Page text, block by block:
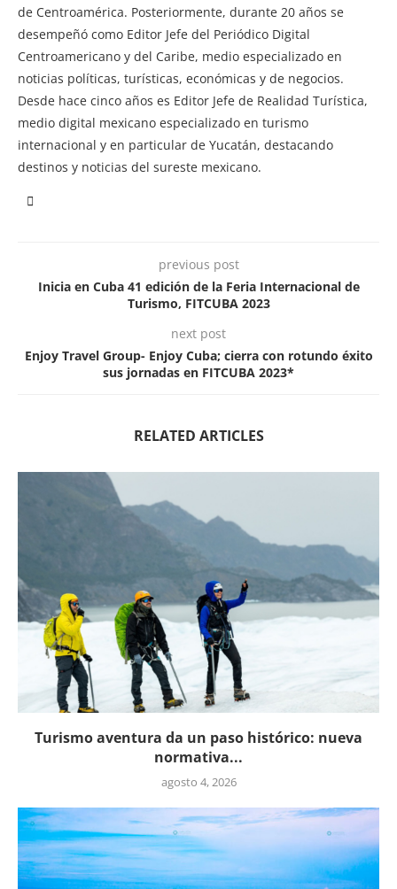
de Centroamérica. Posteriormente, durante 20 años se
desempeñó como Editor Jefe del Periódico Digital
Centroamericano y del Caribe, medio especializado en
noticias políticas, turísticas, económicas y de negocios.
Desde hace cinco años es Editor Jefe de Realidad Turística,
medio digital mexicano especializado en turismo
internacional y en particular de Yucatán, destacando
destinos y noticias del sureste mexicano.
previous post
Inicia en Cuba 41 edición de la Feria Internacional de
Turismo, FITCUBA 2023
next post
Enjoy Travel Group- Enjoy Cuba; cierra con rotundo éxito
sus jornadas en FITCUBA 2023*
RELATED ARTICLES
Turismo aventura da un paso histórico: nueva
normativa...
agosto 4, 2026